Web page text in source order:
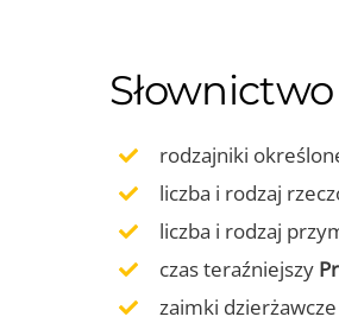
Słownictwo
rodzajniki
liczba i rodzaj
liczba i rodzaj
czas teraźniejszy
zaimki